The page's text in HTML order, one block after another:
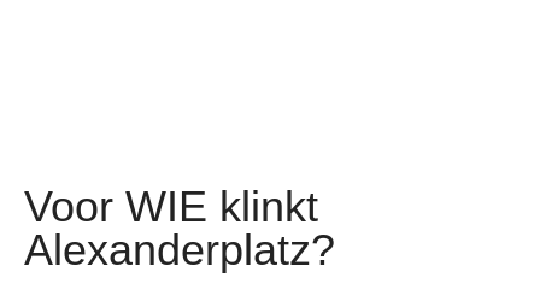
Voor WIE klinkt
Alexanderplatz?